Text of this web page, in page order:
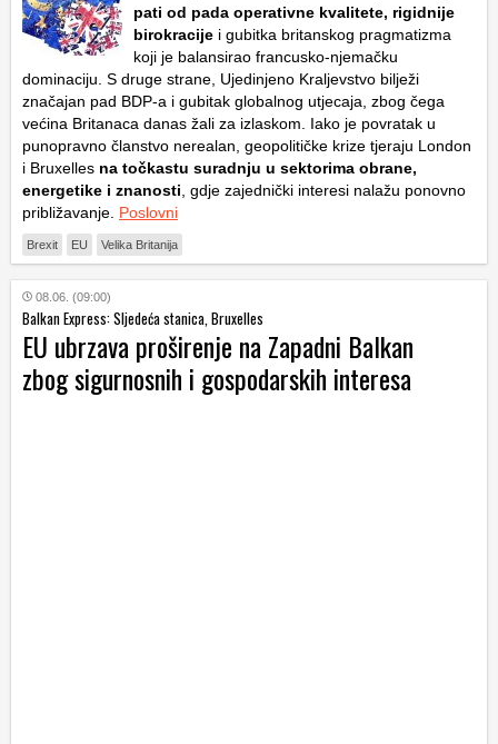
pati od pada operativne kvalitete, rigidnije
birokracije i gubitka britanskog pragmatizma
koji je balansirao francusko-njemačku
dominaciju. S druge strane, Ujedinjeno Kraljevstvo bilježi
značajan pad BDP-a i gubitak globalnog utjecaja, zbog čega
većina Britanaca danas žali za izlaskom. Iako je povratak u
punopravno članstvo nerealan, geopolitičke krize tjeraju London
i Bruxelles na točkastu suradnju u sektorima obrane,
energetike i znanosti , gdje zajednički interesi nalažu ponovno
približavanje. Poslovni
Brexit EU Velika Britanija
08.06. (09:00)
Balkan Express: Sljedeća stanica, Bruxelles
EU ubrzava proširenje na Zapadni Balkan
zbog sigurnosnih i gospodarskih interesa